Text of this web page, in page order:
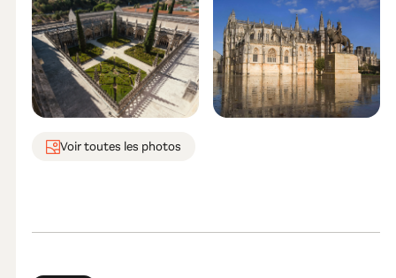
Voir toutes les photos